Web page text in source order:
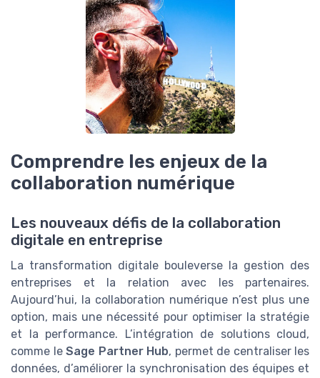
Comprendre les enjeux de la
collaboration numérique
Les nouveaux défis de la collaboration
digitale en entreprise
La transformation digitale bouleverse la gestion des
entreprises et la relation avec les partenaires.
Aujourd’hui, la collaboration numérique n’est plus une
option, mais une nécessité pour optimiser la stratégie
et la performance. L’intégration de solutions cloud,
comme le Sage Partner Hub, permet de centraliser les
données, d’améliorer la synchronisation des équipes et